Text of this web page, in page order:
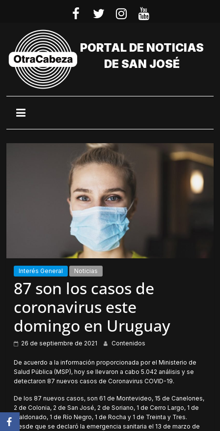
PORTAL DE NOTICIAS
DE SAN JOSÉ
Interés General Noticias
87 son los casos de
coronavirus este
domingo en Uruguay
26 de septiembre de 2021 Contenidos
De acuerdo a la información proporcionada por el Ministerio de
Salud Pública (MSP), hoy se llevaron a cabo 5.042 análisis y se
detectaron 87 nuevos casos de Coronavirus COVID-19.
De los 87 nuevos casos, son 61 de Montevideo, 15 de Canelones,
2 de Colonia, 2 de San José, 2 de Soriano, 1 de Cerro Largo, 1 de
Maldonado, 1 de Río Negro, 1 de Rocha y 1 de Treinta y Tres.
Desde que se declaró la emergencia sanitaria el 13 de marzo de